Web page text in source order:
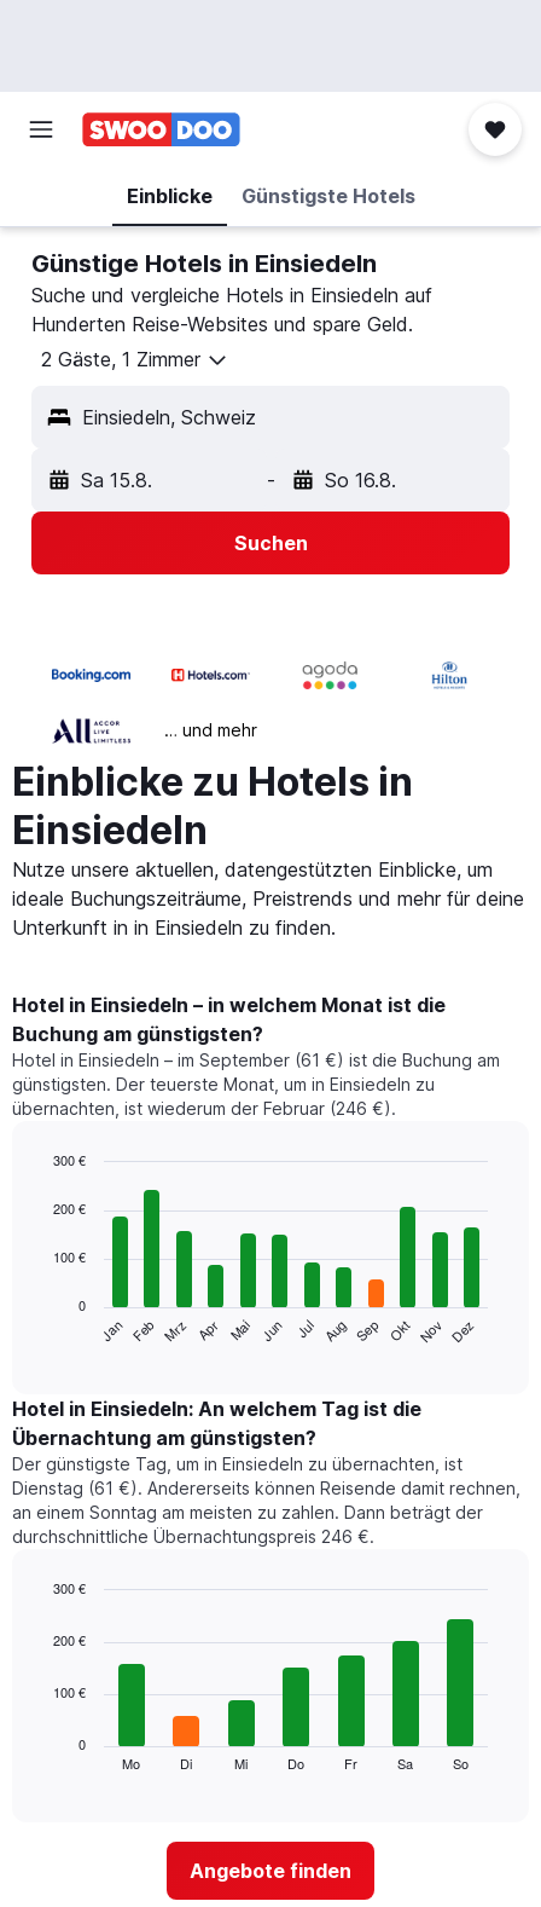
Einblicke Günstigste Hotels
Günstige Hotels in Einsiedeln
Suche und vergleiche Hotels in Einsiedeln auf
Hunderten Reise-Websites und spare Geld.
2 Gäste, 1 Zimmer
Einsiedeln, Schweiz
Sa 15.8. - So 16.8.
Suchen
… und mehr
Einblicke zu Hotels in
Einsiedeln
Nutze unsere aktuellen, datengestützten Einblicke, um
ideale Buchungszeiträume, Preistrends und mehr für deine
Unterkunft in in Einsiedeln zu finden.
Hotel in Einsiedeln – in welchem Monat ist die
Buchung am günstigsten?
Hotel in Einsiedeln – im September (61 €) ist die Buchung am
günstigsten. Der teuerste Monat, um in Einsiedeln zu
übernachten, ist wiederum der Februar (246 €).
chart
bars.
folgende
den
durchschnittlichen
Zimmerpreis
im
jeweiligen
Monat
an.
Diagramm
die
Monate
graphic.
Jan Feb Mrz Apr Mai Jun Jul Aug Sep Okt Nov Dez
0
100 €
200 €
300 €
Hotel in Einsiedeln: An welchem Tag ist die
Übernachtung am günstigsten?
Der günstigste Tag, um in Einsiedeln zu übernachten, ist
Dienstag (61 €). Andererseits können Reisende damit rechnen,
an einem Sonntag am meisten zu zahlen. Dann beträgt der
durchschnittliche Übernachtungspreis 246 €.
chart
bars.
durchschnittlichen
Mo Di Mi Do Fr Sa So
0
100 €
200 €
300 €
Angebote finden